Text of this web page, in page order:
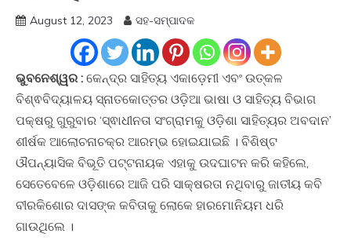
August 12, 2023 ସହ-ସମ୍ପାଦକ
ଭୁବନେଶ୍ୱର : କେନ୍ଦ୍ର ସାହିତ୍ୟ ଏକାଡ଼େମୀ ଏବଂ ଉତ୍କଳ
ବିଶ୍ଵବିଦ୍ୟାଳୟ ସ୍ନାତକୋତ୍ତର ଓଡ଼ିଆ ଭାଷା ଓ ସାହିତ୍ୟ ବିଭାଗ
ପକ୍ଷରୁ ଗୁରୁବାର ‘ସ୍ଵାଧୀନତା ସଂଗ୍ରାମକୁ ଓଡ଼ିଶା ସାହିତ୍ୟର ଅବଦାନ’
ଶୀର୍ଷକ ଆଲୋଚନାଚକ୍ର ଆରମ୍ଭ ହୋଇଯାଇଛି । ବିଶିଷ୍ଟ
ଔପନ୍ୟାସିକ ବିଭୂତି ପଟ୍ଟନାୟକ ଏହାକୁ ଉଦଘାଟନ କରି କହିଲେ,
ସେତେବେଳେ ଓଡ଼ିଶାରେ ଆଜି ପରି ସାକ୍ଷରତା ନଥିବାରୁ ଜାତୀୟ କବି
ବୀରକିଶୋର ଦାସଙ୍କ କବିତାକୁ ଲୋକେ ହାରମୋନିୟମ ଧରି
ଗାଉଥିଲେ ।